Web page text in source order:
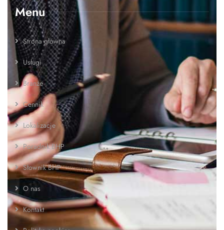
Menu
Strona główna
Usługi
Branże
Cennik
Lokalizacje
Poradnik BHP
Słownik BHP
O nas
Kontakt